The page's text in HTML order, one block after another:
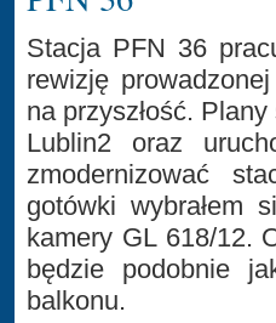
Stacja PFN 36
rewizję
na przyszłość.
Lublin2 oraz
zmodernizować
gotówki wybrałem
kamery GL 618/12.
będzie podobnie
balkonu.